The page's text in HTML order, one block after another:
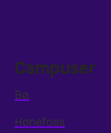
Campuser
Bø
Hønefoss